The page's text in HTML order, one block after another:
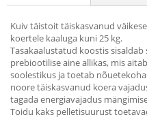
Kuiv täistoit täiskasvanud
koertele kaaluga kuni 25 kg.
Tasakaalustatud koostis
prebiootilise aine allikas, mis
soolestikus ja toetab
noore täiskasvanud koera
tagada energiavajadus
Toidu kaks pelletisuurust